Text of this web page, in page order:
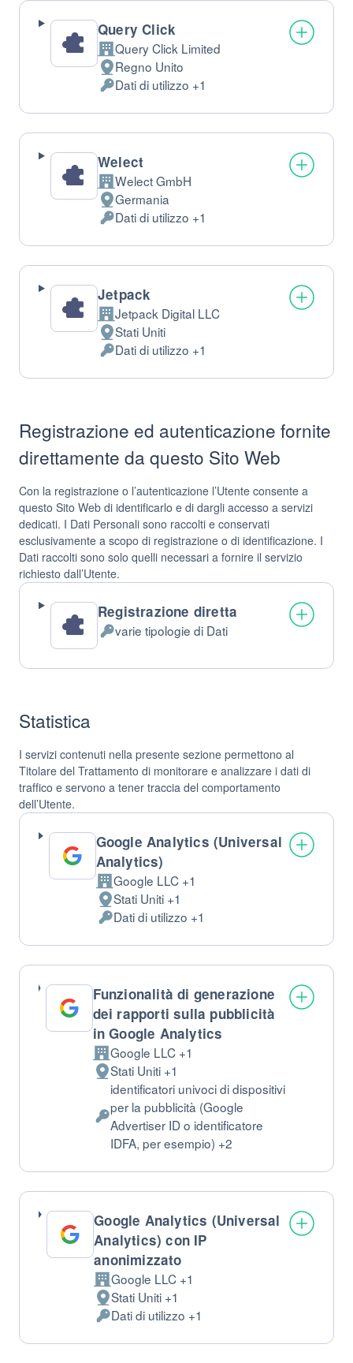
Query Click
Azienda:
Query Click Limited
Luogo
del
trattamento:
Regno Unito
Dati
Personali
trattati:
Dati di utilizzo +1
Welect
Azienda:
Welect GmbH
Luogo
del
trattamento:
Germania
Dati
Personali
trattati:
Dati di utilizzo +1
Jetpack
Azienda:
Jetpack Digital LLC
Luogo
del
trattamento:
Stati Uniti
Dati
Personali
Dati di utilizzo +1
Registrazione ed autenticazione fornite
direttamente da questo Sito Web
Con la registrazione o l’autenticazione l’Utente consente a
questo Sito Web di identificarlo e di dargli accesso a servizi
dedicati. I Dati Personali sono raccolti e conservati
esclusivamente a scopo di registrazione o di identificazione. I
Dati raccolti sono solo quelli necessari a fornire il servizio
richiesto dall’Utente.
Registrazione diretta
Dati
trattati:
varie tipologie di Dati
Statistica
I servizi contenuti nella presente sezione permettono al
Titolare del Trattamento di monitorare e analizzare i dati di
traffico e servono a tener traccia del comportamento
dell’Utente.
Google Analytics (Universal
Analytics)
Azienda:
Google LLC +1
Luogo
del
trattamento:
Stati Uniti +1
Dati
Personali
trattati:
Dati di utilizzo +1
Funzionalità di generazione
dei rapporti sulla pubblicità
in Google Analytics
Azienda:
Google LLC +1
Luogo
trattamento:
Stati Uniti +1
Dati
Personali
identificatori univoci di dispositivi
per la pubblicità (Google
Advertiser ID o identificatore
IDFA, per esempio) +2
Google Analytics (Universal
Analytics) con IP
anonimizzato
Azienda:
Google LLC +1
Luogo
del
trattamento:
Stati Uniti +1
Dati
Personali
Dati di utilizzo +1